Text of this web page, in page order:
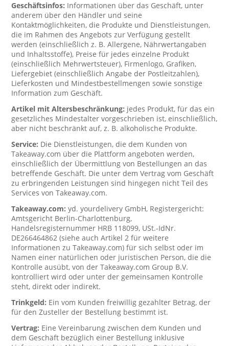
Geschäftsinfos: Informationen über das Geschäft, unter
anderem über den Händler und seine
Kontaktmöglichkeiten, die Produkte und Dienstleistungen,
die im Rahmen des Angebots zur Verfügung gestellt
werden (einschließlich z. B. Allergene, Nährwertangaben
und Inhaltsstoffe), Preise für jedes einzelne Produkt
(einschließlich Mehrwertsteuer), Firmenlogo, Grafiken,
Liefergebiet (einschließlich Angabe der Postleitzahlen),
Lieferkosten und Mindestbestellmengen sowie sonstige
Information zum Geschäft.
Artikel mit Altersbeschränkung: jedes Produkt, für das ein
gesetzliches Mindestalter vorgeschrieben ist, einschließlich,
aber nicht beschränkt auf, z. B. alkoholische Produkte.
Service: Die Dienstleistungen, die dem Kunden von
Takeaway.com über die Plattform angeboten werden,
einschließlich der Übermittlung von Bestellungen an das
betreffende Geschäft. Die unter dem Vertrag vom Geschäft
zu erbringenden Leistungen sind hingegen nicht Teil des
Services von Takeaway.com.
Takeaway.com:yd. yourdelivery GmbH, Registergericht:
Amtsgericht Berlin-Charlottenburg,
Handelsregisternummer HRB 118099, USt.-IdNr.
DE266464862 (siehe auch Artikel 2 für weitere
Informationen zu Takeaway.com) für sich selbst oder im
Namen einer natürlichen oder juristischen Person, die die
Kontrolle ausübt, von der Takeaway.com Group B.V.
kontrolliert wird oder unter der gemeinsamen Kontrolle
steht, direkt oder indirekt.
Trinkgeld: Ein vom Kunden freiwillig gezahlter Betrag, der
für den Zusteller der Bestellung bestimmt ist.
Vertrag: Eine Vereinbarung zwischen dem Kunden und
dem Geschäft bezüglich einer Bestellung inklusive